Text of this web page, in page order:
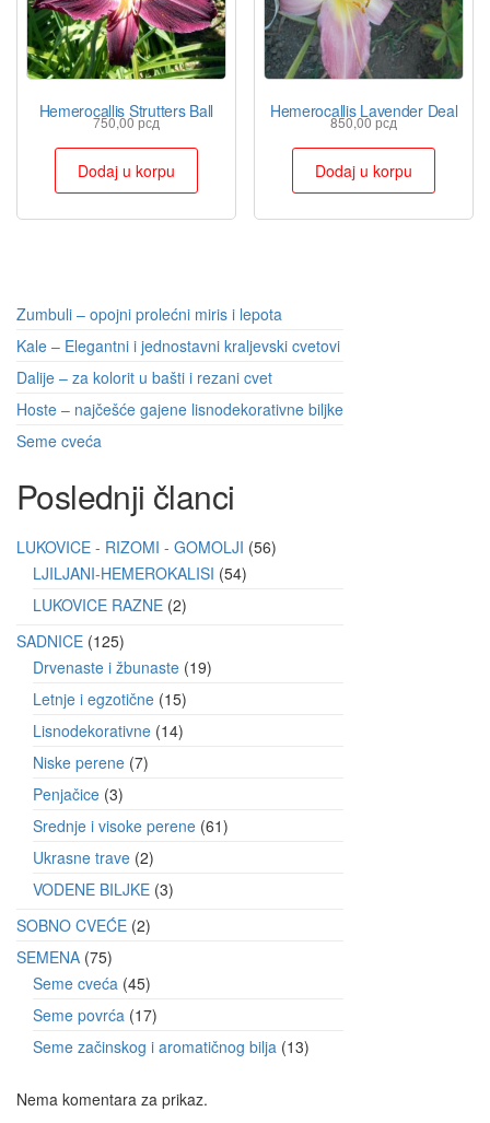
Hemerocallis Strutters Ball
750,00рсд
Dodaj u korpu
Hemerocallis Lavender Deal
850,00рсд
Dodaj u korpu
Zumbuli – opojni prolećni miris i lepota
Kale – Elegantni i jednostavni kraljevski cvetovi
Dalije – za kolorit u bašti i rezani cvet
Hoste – najčešće gajene lisnodekorativne biljke
Seme cveća
Poslednji članci
LUKOVICE - RIZOMI - GOMOLJI 56
LJILJANI-HEMEROKALISI 54
LUKOVICE RAZNE 2
SADNICE 125
Drvenaste i žbunaste 19
Letnje i egzotične 15
Lisnodekorativne 14
Niske perene 7
Penjačice 3
Srednje i visoke perene 61
Ukrasne trave 2
VODENE BILJKE 3
SOBNO CVEĆE 2
SEMENA 75
Seme cveća 45
Seme povrća 17
Seme začinskog i aromatičnog bilja 13
Nema komentara za prikaz.